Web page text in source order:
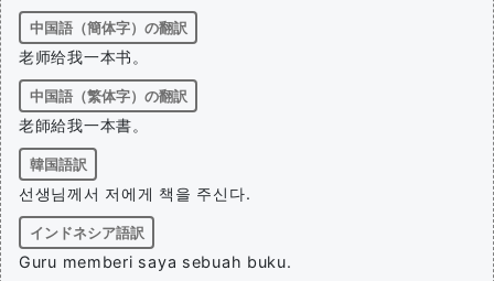
中国語（簡体字）の翻訳
老师给我一本书。
中国語（繁体字）の翻訳
老師給我一本書。
韓国語訳
선생님께서 저에게 책을 주신다.
インドネシア語訳
Guru memberi saya sebuah buku.